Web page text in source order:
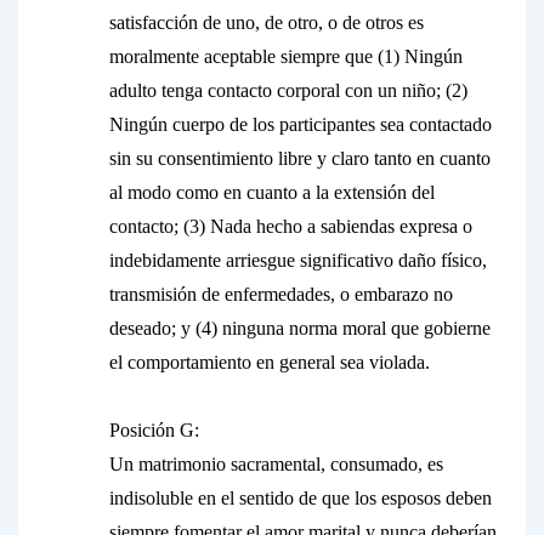
satisfacción de uno, de otro, o de otros es
moralmente aceptable siempre que (1) Ningún
adulto tenga contacto corporal con un niño; (2)
Ningún cuerpo de los participantes sea contactado
sin su consentimiento libre y claro tanto en cuanto
al modo como en cuanto a la extensión del
contacto; (3) Nada hecho a sabiendas expresa o
indebidamente arriesgue significativo daño físico,
transmisión de enfermedades, o embarazo no
deseado; y (4) ninguna norma moral que gobierne
el comportamiento en general sea violada.
Posición G:
Un matrimonio sacramental, consumado, es
indisoluble en el sentido de que los esposos deben